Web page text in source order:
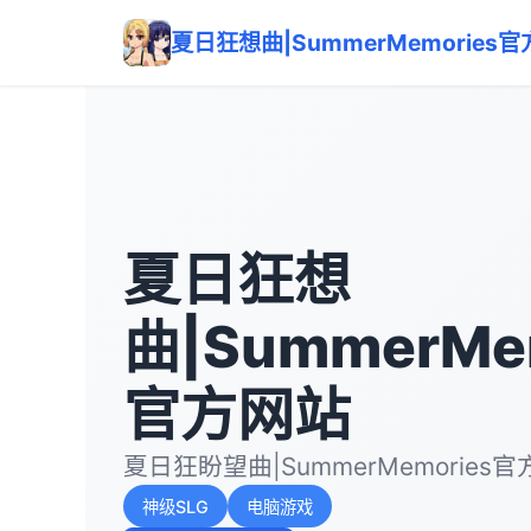
夏日狂想曲|SummerMemories官
夏日狂想
曲
官方网站
夏日狂盼望曲|SummerMemories官
神级SLG 电脑游戏